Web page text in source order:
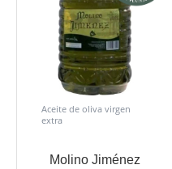
Aceite de oliva virgen
extra
Molino Jiménez